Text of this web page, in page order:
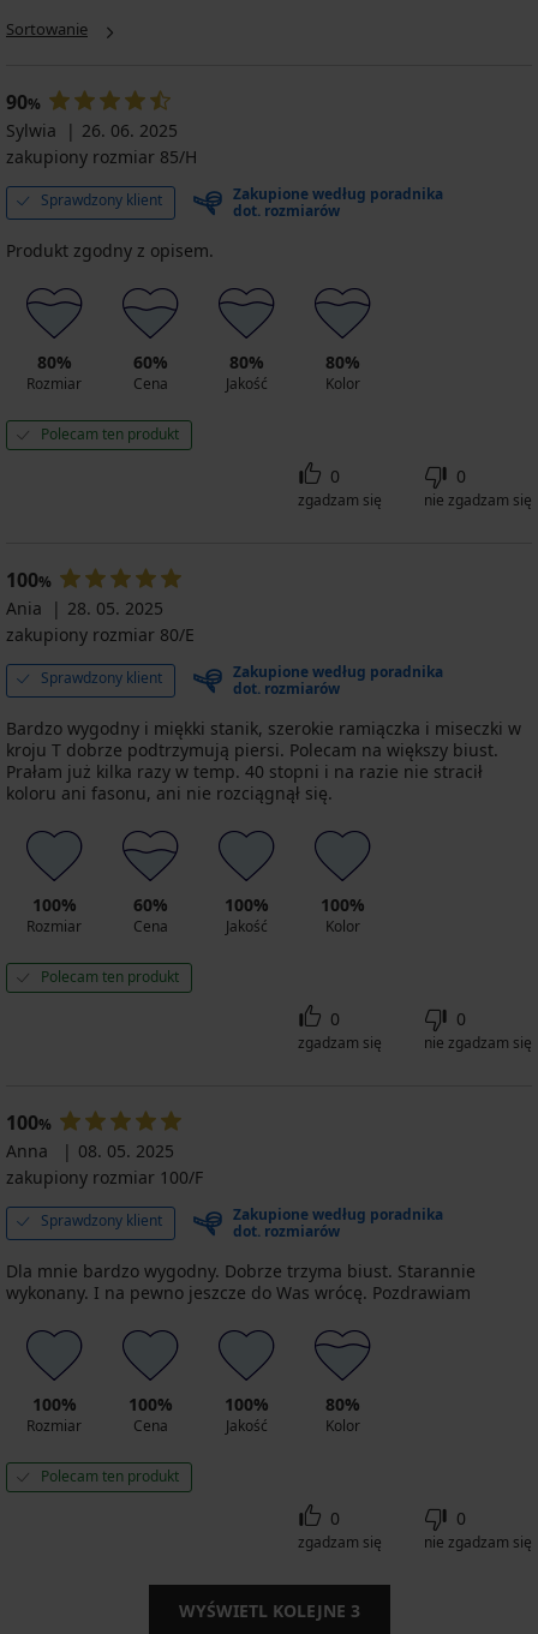
Sortowanie
90%
Sylwia
26. 06. 2025
zakupiony rozmiar 85/H
Sprawdzony klient
Zakupione według poradnika
dot. rozmiarów
Produkt zgodny z opisem.
80%
Rozmiar
60%
Cena
80%
Jakość
80%
Kolor
Polecam ten produkt
0
zgadzam się
0
nie zgadzam się
100%
Ania
28. 05. 2025
zakupiony rozmiar 80/E
Sprawdzony klient
Zakupione według poradnika
dot. rozmiarów
Bardzo wygodny i miękki stanik, szerokie ramiączka i miseczki w
kroju T dobrze podtrzymują piersi. Polecam na większy biust.
Prałam już kilka razy w temp. 40 stopni i na razie nie stracił
koloru ani fasonu, ani nie rozciągnął się.
100%
Rozmiar
60%
Cena
100%
Jakość
100%
Kolor
Polecam ten produkt
0
zgadzam się
0
nie zgadzam się
100%
Anna
08. 05. 2025
zakupiony rozmiar 100/F
Sprawdzony klient
Zakupione według poradnika
dot. rozmiarów
Dla mnie bardzo wygodny. Dobrze trzyma biust. Starannie
wykonany. I na pewno jeszcze do Was wrócę. Pozdrawiam
100%
Rozmiar
100%
Cena
100%
Jakość
80%
Kolor
Polecam ten produkt
0
zgadzam się
0
nie zgadzam się
WYŚWIETL KOLEJNE 3